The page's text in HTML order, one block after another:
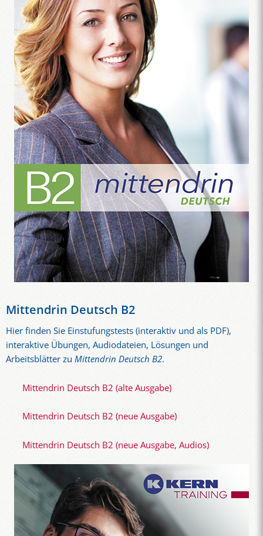
Mittendrin Deutsch B2
Hier finden Sie Einstufungstests (interaktiv und als PDF),
interaktive Übungen, Audiodateien, Lösungen und
Arbeitsblätter zu Mittendrin Deutsch B2.
Mittendrin Deutsch B2 (alte Ausgabe)
Mittendrin Deutsch B2 (neue Ausgabe)
Mittendrin Deutsch B2 (neue Ausgabe, Audios)